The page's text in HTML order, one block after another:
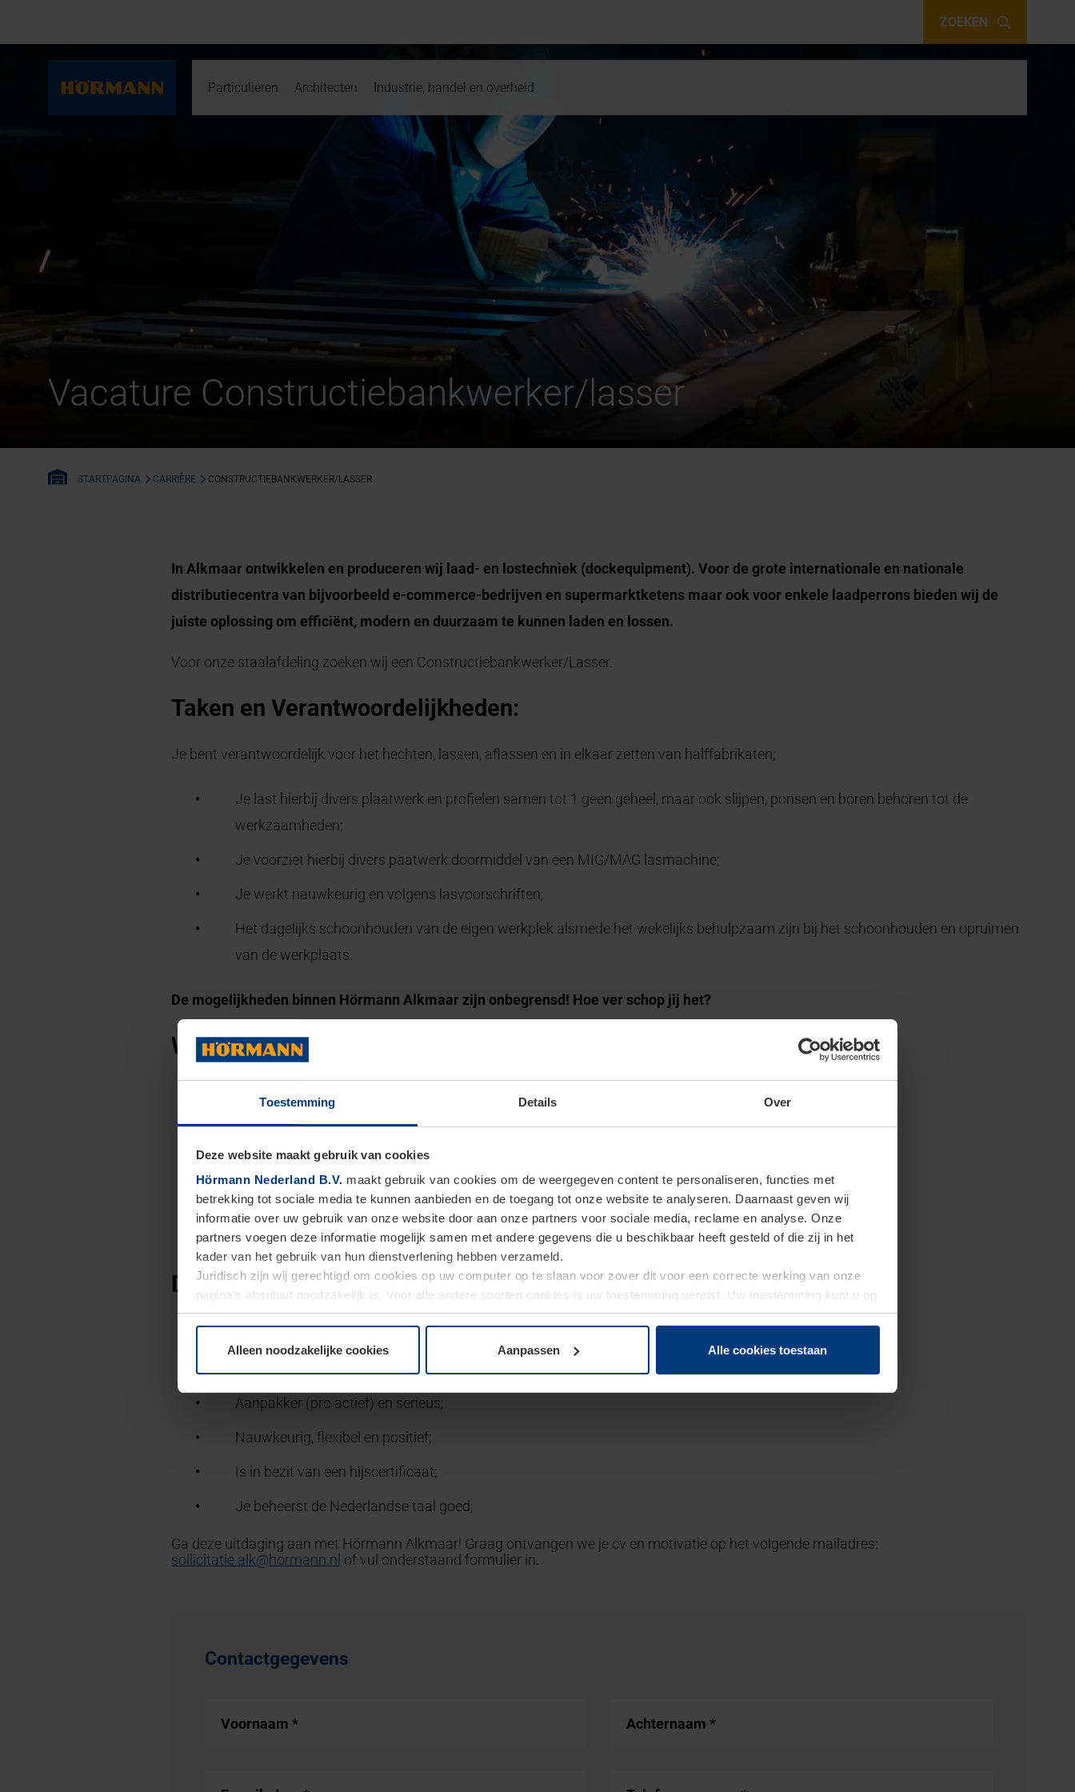
Toestemming Details Over
Deze website maakt gebruik van cookies
Hörmann Nederland B.V. maakt gebruik van cookies om de weergegeven content te personaliseren, functies met
betrekking tot sociale media te kunnen aanbieden en de toegang tot onze website te analyseren. Daarnaast geven wij
informatie over uw gebruik van onze website door aan onze partners voor sociale media, reclame en analyse. Onze
partners voegen deze informatie mogelijk samen met andere gegevens die u beschikbaar heeft gesteld of die zij in het
kader van het gebruik van hun dienstverlening hebben verzameld.
Juridisch zijn wij gerechtigd om cookies op uw computer op te slaan voor zover dit voor een correcte werking van onze
pagina's absoluut noodzakelijk is. Voor alle andere soorten cookies is uw toestemming vereist. Uw toestemming kunt u op
elk moment bij de uitleg van de cookies op paginaprivacyverklaringop onze website wijzigen of herroepen.
Alleen noodzakelijke cookies Aanpassen Alle cookies toestaan
ZOEKEN
Particulieren Architecten Industrie, handel en overheid
Vacature Constructiebankwerker/lasser
STARTPAGINA CARRIÈRE CONSTRUCTIEBANKWERKER/LASSER
In Alkmaar ontwikkelen en produceren wij laad- en lostechniek (dockequipment). Voor de grote internationale en nationale
distributiecentra van bijvoorbeeld e-commerce-bedrijven en supermarktketens maar ook voor enkele laadperrons bieden wij de
juiste oplossing om efficiënt, modern en duurzaam te kunnen laden en lossen.
Voor onze staalafdeling zoeken wij een Constructiebankwerker/Lasser.
Taken en Verantwoordelijkheden:
Je bent verantwoordelijk voor het hechten, lassen, aflassen en in elkaar zetten van halffabrikaten;
Je last hierbij divers plaatwerk en profielen samen tot 1 geen geheel, maar ook slijpen, ponsen en boren behoren tot de
werkzaamheden;
Je voorziet hierbij divers paatwerk doormiddel van een MIG/MAG lasmachine;
Je werkt nauwkeurig en volgens lasvoorschriften;
Het dagelijks schoonhouden van de eigen werkplek alsmede het wekelijks behulpzaam zijn bij het schoonhouden en opruimen
van de werkplaats.
De mogelijkheden binnen Hörmann Alkmaar zijn onbegrensd! Hoe ver schop jij het?
Wij bieden jou:
Een meer dan goed salaris;
Reiskostenvergoeding vanaf 10 km woon-werkafstand;
We hanteren de CAO: Metalektro;
Een jaarcontract met de kans op een vaste aanstelling;
Interne trainingen;
Deze soft/hard skills breng je met je mee:
Je hebt ervaring in lassen met MIG/MAG;
Indien je geen diploma kan voorleggen is ervaring en kennis een vereiste (kennis op Niv. 2 MAG lassen);
Aanpakker (pro actief) en serieus;
Nauwkeurig, flexibel en positief;
Is in bezit van een hijscertificaat;
Je beheerst de Nederlandse taal goed;
Ga deze uitdaging aan met Hörmann Alkmaar! Graag ontvangen we je cv en motivatie op het volgende mailadres:
sollicitatie.alk@hormann nl of vul onderstaand formulier in.
Contactgegevens
Voornaam * Achternaam*